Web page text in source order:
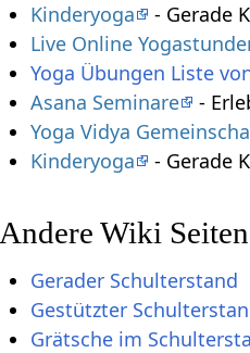
Kinderyoga
- Gerade
Live Online
Yoga Übungen Liste
Asana Seminare
-
Yoga Vidya
Kinderyoga
- Gerade
Andere Wiki
Gerader Schulterstand
Gestützter
Grätsche im